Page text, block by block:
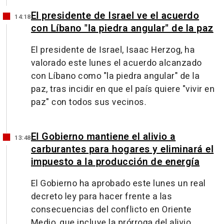
14:18El presidente de Israel ve el acuerdo
con Líbano "la piedra angular" de la paz
El presidente de Israel, Isaac Herzog, ha
valorado este lunes el acuerdo alcanzado
con Líbano como "la piedra angular" de la
paz, tras incidir en que el país quiere "vivir en
paz" con todos sus vecinos.
13:48El Gobierno mantiene el alivio a
carburantes para hogares y eliminará el
impuesto a la producción de energía
El Gobierno ha aprobado este lunes un real
decreto ley para hacer frente a las
consecuencias del conflicto en Oriente